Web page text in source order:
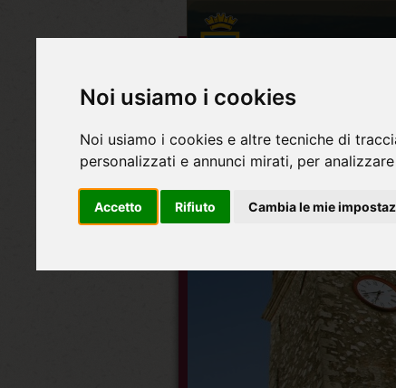
Noi usiamo i cookies
Noi usiamo i cookies e altre tecniche di
personalizzati e annunci mirati, per
Accetto Rifiuto Cambia le mie